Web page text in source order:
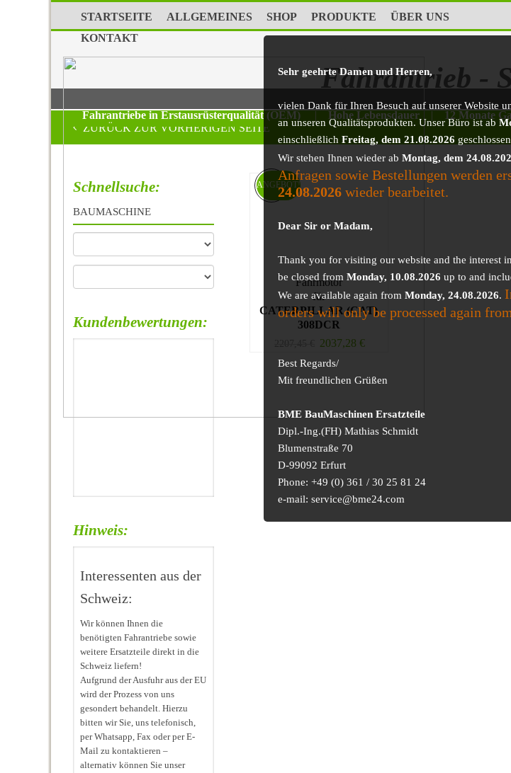
STARTSEITE ALLGEMEINES SHOP PRODUKTE
ÜBER UNS
KONTAKT
Fahrantrieb -
Sehr geehrte Damen und Herren,
vielen Dank für Ihren Besuch auf unserer Website
an unseren Qualitätsprodukten. Unser Büro ist ab
einschließlich Freitag, dem 21.08.2026
Wir stehen Ihnen wieder ab Montag, dem
Anfragen sowie Bestellungen werden
24.08.2026 wieder bearbeitet.
Dear Sir or Madam,
Thank you for visiting our website and the interest
be closed from Monday, 10.08.2026 up to and
We are available again from Monday, 24.08.2026.
orders will only be processed again from
Best Regards/
Mit freundlichen Grüßen
BME BauMaschinen Ersatzteile
Dipl.-Ing.(FH) Mathias Schmidt
Blumenstraße 70
D-99092 Erfurt
Phone: +49 (0) 361 / 30 25 81 24
e-mail: service@bme24.com
Fahrantriebe in Erstausrüsterqualität (OEM) | Hohe Lebensdauer | 12 Monate
ZURÜCK ZUR VORHERIGEN SEITE
Fahrmotor
für
CATERPILLAR (CAT)
308DCR
2037,28€
ANGEBOT!
Schnellsuche:
BAUMASCHINE
Kundenbewertungen:
Hinweis:
Interessenten aus der
Schweiz:
Wir können Ihnen die
benötigten Fahrantriebe sowie
weitere Ersatzteile direkt in die
Schweiz liefern!
Aufgrund der Ausfuhr aus der EU
wird der Prozess von uns
gesondert behandelt. Hierzu
bitten wir Sie, uns telefonisch,
per Whatsapp, Fax oder per E-
Mail zu kontaktieren –
alternativ können Sie unser